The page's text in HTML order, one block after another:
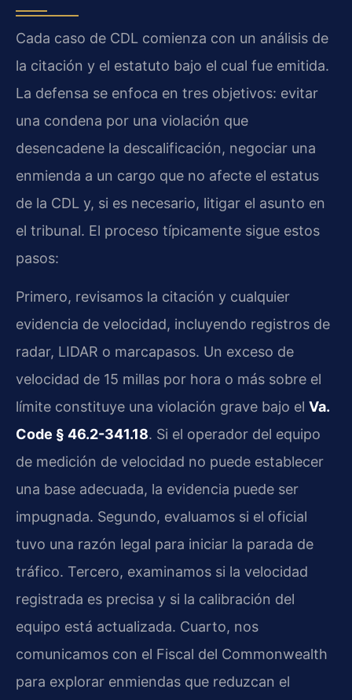
Cada caso de CDL comienza con un análisis de
la citación y el estatuto bajo el cual fue emitida.
La defensa se enfoca en tres objetivos: evitar
una condena por una violación que
desencadene la descalificación, negociar una
enmienda a un cargo que no afecte el estatus
de la CDL y, si es necesario, litigar el asunto en
el tribunal. El proceso típicamente sigue estos
pasos:
Primero, revisamos la citación y cualquier
evidencia de velocidad, incluyendo registros de
radar, LIDAR o marcapasos. Un exceso de
velocidad de 15 millas por hora o más sobre el
límite constituye una violación grave bajo el Va.
Code § 46.2-341.18. Si el operador del equipo
de medición de velocidad no puede establecer
una base adecuada, la evidencia puede ser
impugnada. Segundo, evaluamos si el oficial
tuvo una razón legal para iniciar la parada de
tráfico. Tercero, examinamos si la velocidad
registrada es precisa y si la calibración del
equipo está actualizada. Cuarto, nos
comunicamos con el Fiscal del Commonwealth
para explorar enmiendas que reduzcan el